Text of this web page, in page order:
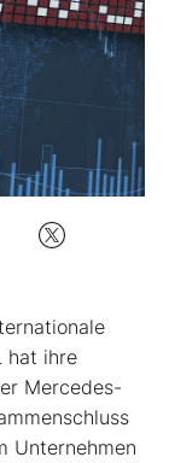
hat ihre
Mercedes-
Unternehmen